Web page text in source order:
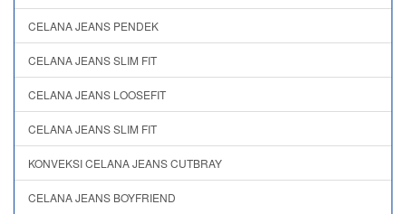
CELANA JEANS PENDEK
CELANA JEANS SLIM FIT
CELANA JEANS LOOSEFIT
CELANA JEANS SLIM FIT
KONVEKSI CELANA JEANS CUTBRAY
CELANA JEANS BOYFRIEND